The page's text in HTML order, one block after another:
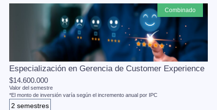
combinado
Especialización en Gerencia de Customer Experience
$14.600.000
Valor del semestre
*El monto de inversión varía según el incremento anual por IPC
2 semestres